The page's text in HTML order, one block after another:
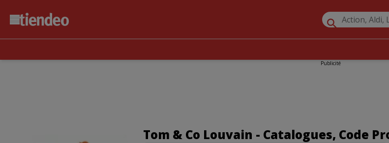
Publicité
Tom & Co Louvain - Catalogues, Code